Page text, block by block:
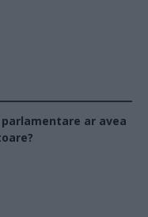
ar avea